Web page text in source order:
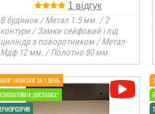
1
В будинок / Метал 1.5 мм. / 2
контури / Замки сейфовий і під
циліндр з поворотником / Метал-
Мдф 12 мм. / Полотно 80 мм.